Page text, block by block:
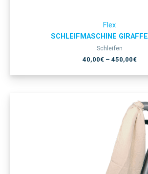
Flex
SCHLEIFMASCHINE
Schleifen
40,00€– 450,00€